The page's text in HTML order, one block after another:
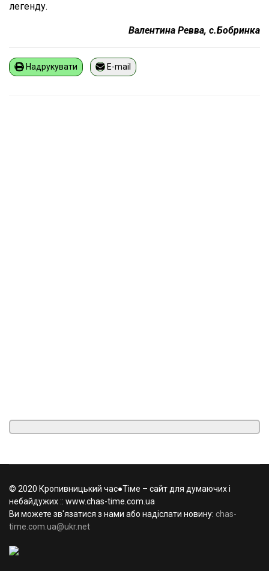
легенду.
Валентина Ревва, с.Бобринка
Надрукувати E-mail
© 2020 Кропивницький час●Тіме – сайт для думаючих і
небайдужих :: www.chas-time.com.ua
Ви можете зв'язатися з нами або надіслати новину: chas-
time.com.ua@ukr.net